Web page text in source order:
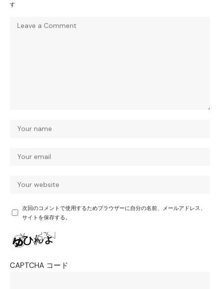
す
次回のコメントで使用するためブラウザーに自分の名前、メールアドレス、
サイトを保存する。
CAPTCHA コード